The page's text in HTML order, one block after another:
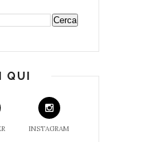
QUI
INSTAGRAM